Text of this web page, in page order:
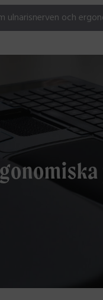
ulnarisnerven och